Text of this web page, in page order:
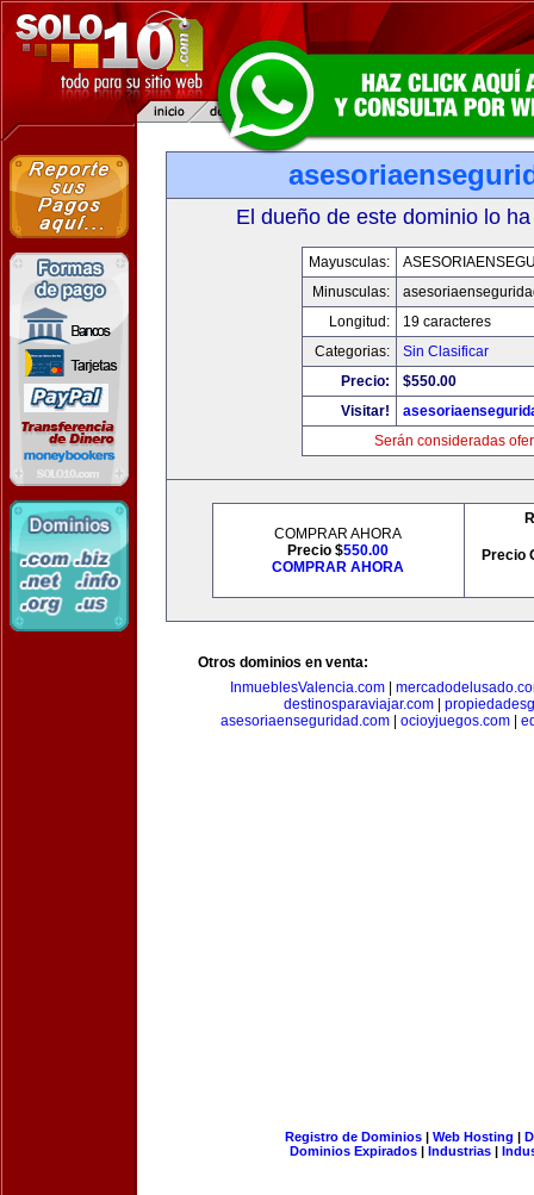
El dueño de este dominio lo
Mayusculas:
Minusculas:
Longitud:
19 caracteres
Categorias:
Sin Clasificar
Precio:
$550.00
Visitar!
Serán consideradas
COMPRAR AHORA
Precio $550.00
COMPRAR AHORA
Precio
Otros dominios en venta:
InmueblesValencia.com|
destinosparaviajar.com
asesoriaenseguridad.com
ocioyjuegos.com
Registro de Dominios| Web Hosting |
Dominios Expirados | Industrias |